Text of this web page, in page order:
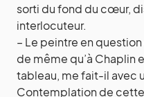
sorti du fond du cœur,
interlocuteur.
– Le peintre en
de même qu’à Chaplin
tableau, me fait-il avec
Contemplation de